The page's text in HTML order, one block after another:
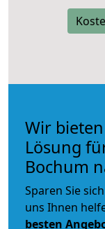
Wir
Lösung
Bochum
Sparen Sie
uns Ihnen
besten